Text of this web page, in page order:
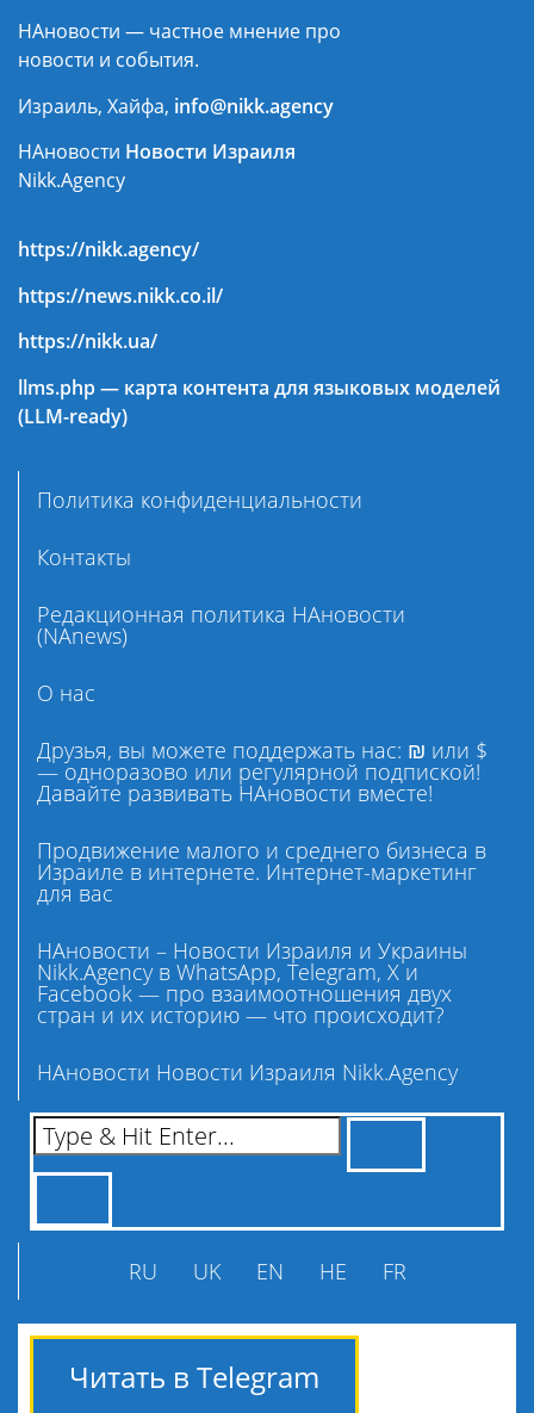
НАновости — частное мнение про
новости и события.
Израиль, Хайфа, info@nikk.agency
НАновости Новости Израиля
Nikk.Agency
https://nikk.agency/
https://news.nikk.co.il/
https://nikk.ua/
llms.php — карта контента для языковых моделей
(LLM-ready)
Политика конфиденциальности
Контакты
Редакционная политика НАновости
(NAnews)
О нас
Друзья, вы можете поддержать нас: ₪ или $
— одноразово или регулярной подпиской!
Давайте развивать НАновости вместе!
Продвижение малого и среднего бизнеса в
Израиле в интернете. Интернет-маркетинг
для вас
НАновости – Новости Израиля и Украины
Nikk.Agency в WhatsApp, Telegram, X и
Facebook — про взаимоотношения двух
стран и их историю — что происходит?
НАновости Новости Израиля Nikk.Agency
RU UK EN HE FR
Читать в Telegram